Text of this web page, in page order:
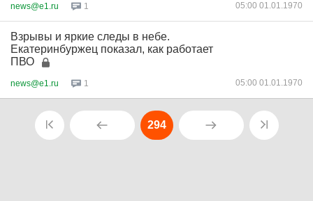
news@e1.ru 1 05:00 01.01.1970
Взрывы и яркие следы в небе.
Екатеринбуржец показал, как работает
ПВО
news@e1.ru 1 05:00 01.01.1970
294